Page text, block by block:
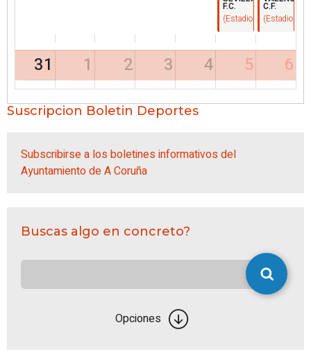
F.C.
(Estadio Municipal de
C.F.
(Estadio
31 1 2 3 4 5 6
Suscripcion Boletin Deportes
Subscribirse a los boletines informativos del
Ayuntamiento de A Coruña
Buscas algo en concreto?
Opciones